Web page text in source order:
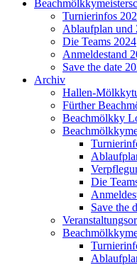
Turnierinfos
Ablaufplan und
Die Teams 2024
Anmeldestand
Save the date
Archiv
Hallen-
Fürther
Beachmölkky
Die
Save the